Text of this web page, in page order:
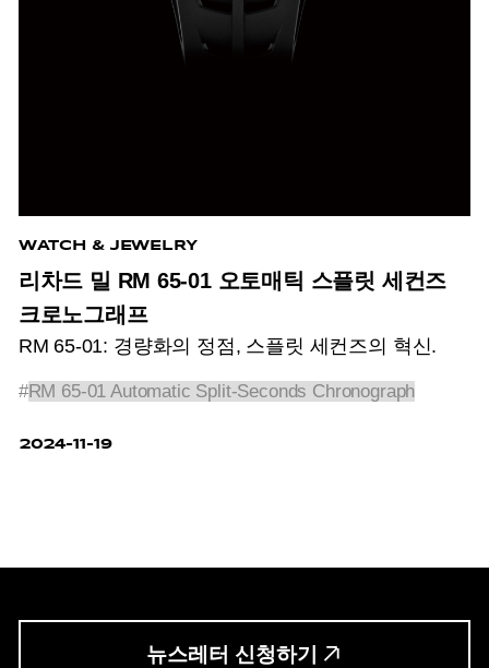
WATCH & JEWELRY
리차드 밀 RM 65-01 오토매틱 스플릿 세컨즈
크로노그래프
RM 65-01: 경량화의 정점, 스플릿 세컨즈의 혁신.
#RM 65-01 Automatic Split-Seconds Chronograph
2024-11-19
뉴스레터 신청하기